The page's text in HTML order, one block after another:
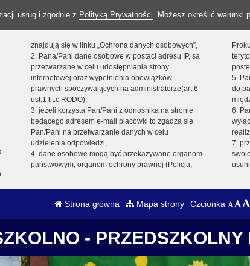
usług i zgodnie z Polityką Prywatności. Możesz określić warunki
znajdują się w linku „Ochrona danych osobowych”,
2. Pana/Pani dane osobowe w postaci adresu IP, są
przetwarzane w celu udostępniania strony
internetowej oraz wypełnienia obowiązków
prawnych spoczywających na administratorze(art.6
ust.1 lit.c RODO),
3. jeżeli korzysta Pan/Pani z odnośnika na stronie
będącego adresem e-mail placówki to zgadza się
Pan/Pani na przetwarzanie danych w celu
udzielenia odpowiedzi,
4. dane osobowe mogą być przekazywane organom
państwowym, organom ochrony prawnej (Policja,
5.
do
6.
7.
Strona główna Mapa strony Czcionka
-